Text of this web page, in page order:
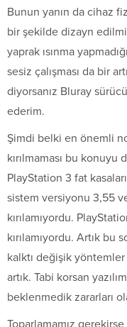
Bunun yanın da cihaz
bir şekilde dizayn
yaprak ısınma
sesiz çalışması da bir
diyorsanız Bluray
ederim.
Şimdi belki en önemli
kırılmaması bu konuyu
PlayStation 3 fat
sistem versiyonu 3,55
kırılamıyordu.
kırılamıyordu. Artık
kalktı değişik
artık. Tabi korsan
beklenmedik zararları
Toparlamamız